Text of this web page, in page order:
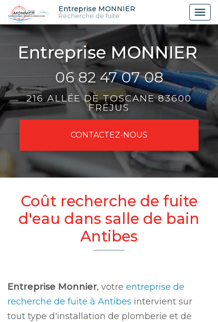
Aller
au
contenu
principal
Entreprise MONNIER
Recherche de fuite
06 82 47 07 08
216 ALLÉE DE TOSCANE 83600
FRÉJUS
CONTACTEZ-NOUS
Coût recherche de fuite
d'eau dans salle de bain
Antibes
Entreprise Monnier, votre entreprise de
recherche de fuite à Antibes intervient sur
tout type d'installation de plomberie et de